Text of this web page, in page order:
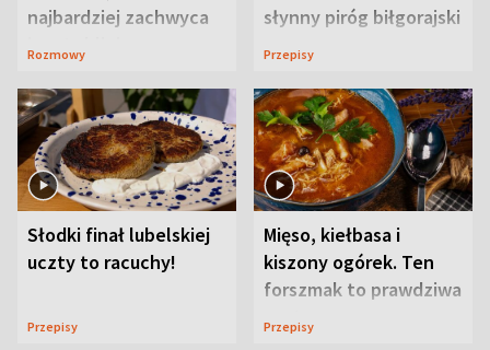
najbardziej zachwyca
ją w Lublinie
Rozmowy
słynny piróg biłgorajski
Przepisy
Słodki finał lubelskiej
uczty to racuchy!
Przepisy
Mięso, kiełbasa i
kiszony ogórek. Ten
forszmak to prawdziwa
uczta
Przepisy